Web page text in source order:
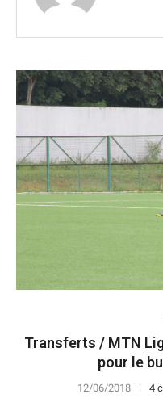
Transferts / MTN
pour le
12/06/2018 4